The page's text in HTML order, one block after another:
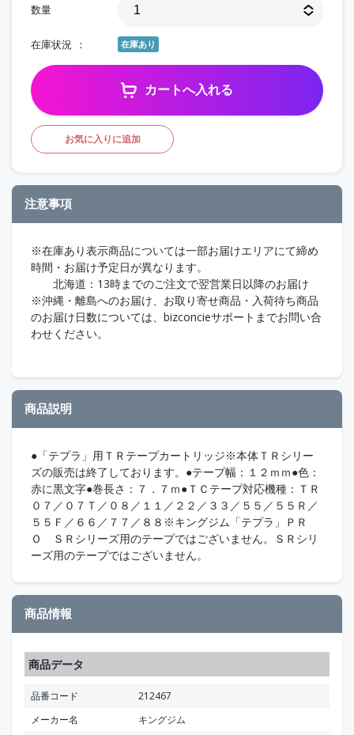
数量
在庫状況 在庫あり
カートへ入れる
お気に入りに追加
注意事項
※在庫あり表示商品については一部お届けエリアにて締め
時間・お届け予定日が異なります。
北海道：13時までのご注文で翌営業日以降のお届け
※沖縄・離島へのお届け、お取り寄せ商品・入荷待ち商品
のお届け日数については、bizconcieサポートまでお問い合
わせください。
商品説明
●「テプラ」用ＴＲテープカートリッジ※本体ＴＲシリー
ズの販売は終了しております。●テープ幅：１２ｍｍ●色：
赤に黒文字●巻長さ：７．７ｍ●ＴＣテープ対応機種：ＴＲ
０７／０７Ｔ／０８／１１／２２／３３／５５／５５Ｒ／
５５Ｆ／６６／７７／８８※キングジム「テプラ」ＰＲ
Ｏ ＳＲシリーズ用のテープではございません。ＳＲシリ
ーズ用のテープではございません。
商品情報
商品データ
品番コード
212467
メーカー名
キングジム